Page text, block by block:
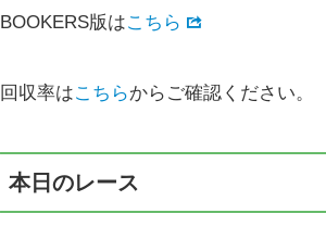
BOOKERS版はこちら
回収率はこちらからご確認ください。
本日のレース